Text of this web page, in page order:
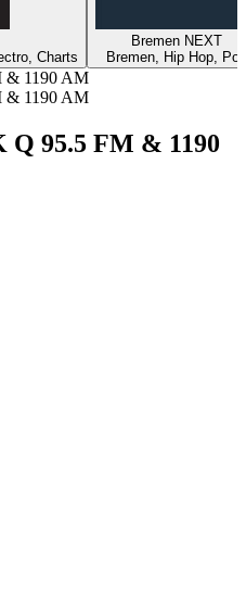
Charts
Bremen NEXT
Bremen, Hip Hop, Pop
& 1190 AM
& 1190 AM
95.5 FM & 1190